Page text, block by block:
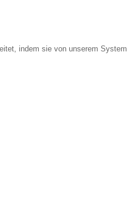
indem sie von unserem System